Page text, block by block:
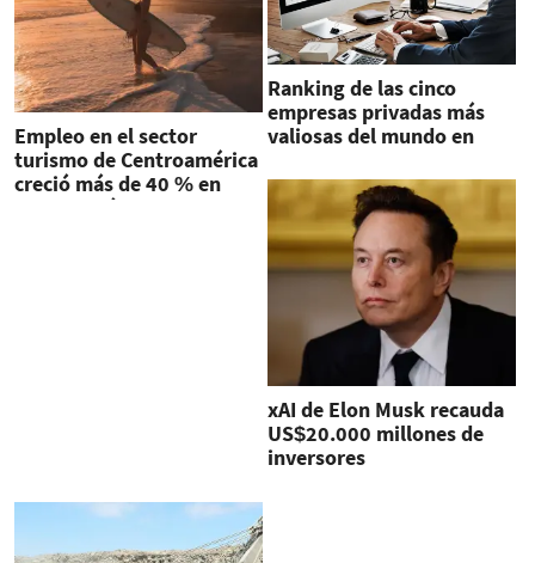
Empleo en el sector
turismo de Centroamérica
creció más de 40 % en
2024, según informe
Ranking de las cinco
empresas privadas más
valiosas del mundo en
xAI de Elon Musk recauda
US$20.000 millones de
inversores